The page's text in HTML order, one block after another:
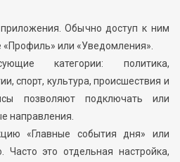
Обычно доступ к ним
«Профиль» или «Уведомления».
категории: политика,
спорт, культура, происшествия и
позволяют подключать или
направления.
«Главные события дня» или
Часто это отдельная настройка,